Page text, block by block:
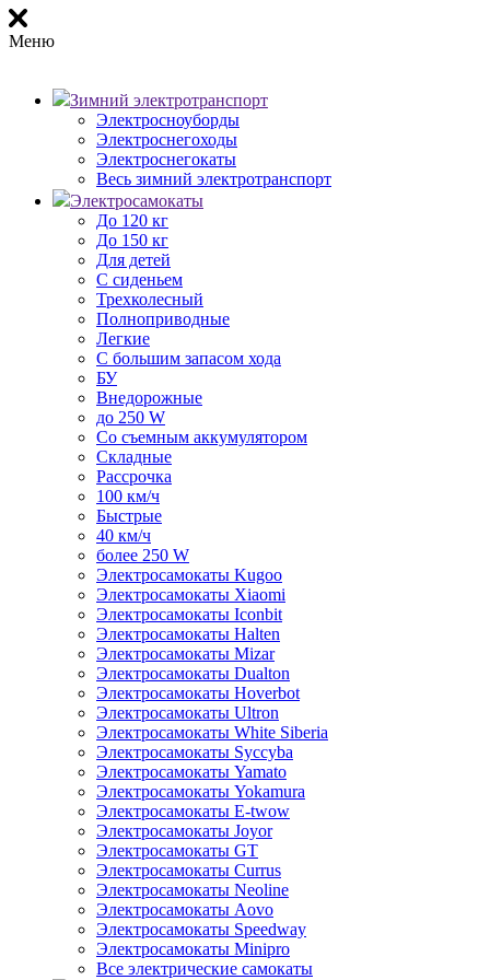
Меню
Зимний электротранспорт
Электросноуборды
Электроснегоходы
Электроснегокаты
Весь зимний электротранспорт
Электросамокаты
До 120 кг
До 150 кг
Для детей
С сиденьем
Трехколесный
Полноприводные
Легкие
С большим запасом хода
БУ
Внедорожные
до 250 W
Со съемным аккумулятором
Складные
Рассрочка
100 км/ч
Быстрые
40 км/ч
более 250 W
Электросамокаты Kugoo
Электросамокаты Xiaomi
Электросамокаты Iconbit
Электросамокаты Halten
Электросамокаты Mizar
Электросамокаты Dualton
Электросамокаты Hoverbot
Электросамокаты Ultron
Электросамокаты White Siberia
Электросамокаты Syccyba
Электросамокаты Yamato
Электросамокаты Yokamura
Электросамокаты E-twow
Электросамокаты Joyor
Электросамокаты GT
Электросамокаты Currus
Электросамокаты Neoline
Электросамокаты Aovo
Электросамокаты Speedway
Электросамокаты Minipro
Все электрические самокаты